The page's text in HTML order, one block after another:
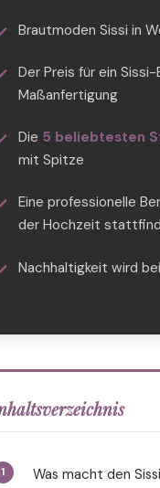
Brautmoden Sissi in
Der Preis für ein
Maßanfertigung
Die 5 beliebtesten
mit Spitze
Eine professionelle
der Hochzeit
Nachhaltigkeit wird
Was macht den